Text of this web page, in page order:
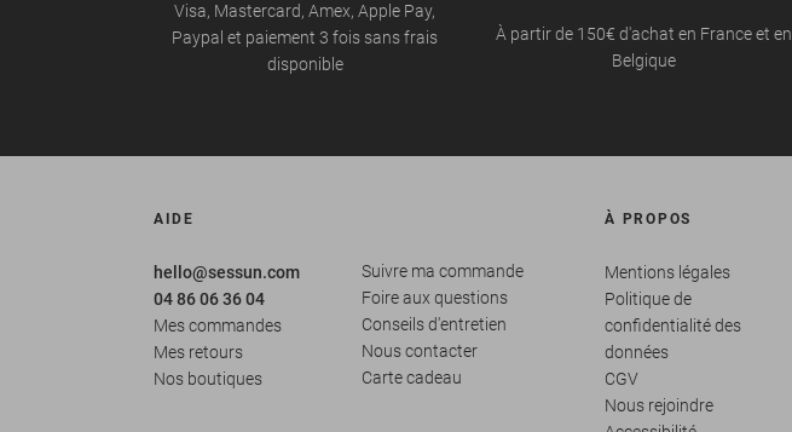
Visa, Mastercard, Amex, Apple Pay,
Paypal et paiement 3 fois sans frais
disponible
À partir de 150€ d'achat en France et en
Belgique
AIDE
hello@sessun.com
04 86 06 36 04
Mes commandes
Mes retours
Nos boutiques
Suivre ma commande
Foire aux questions
Conseils d'entretien
Nous contacter
Carte cadeau
À PROPOS
Mentions légales
Politique de
confidentialité des
données
CGV
Nous rejoindre